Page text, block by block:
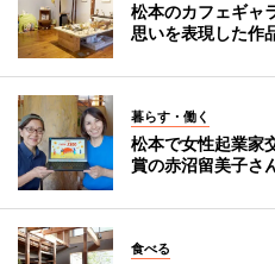
松本のカフェギャ
思いを表現した作
暮らす・働く
松本で女性起業
賞の赤沼留美子さ
食べる